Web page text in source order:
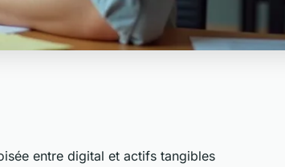
entre digital et actifs tangibles